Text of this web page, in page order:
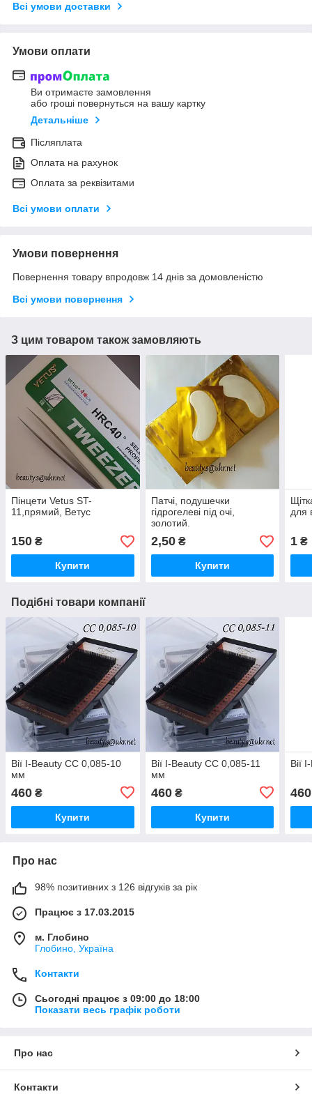
Всі умови доставки
Умови оплати
Ви отримаєте замовлення
або гроші повернуться на вашу картку
Детальніше
Післяплата
Оплата на рахунок
Оплата за реквізитами
Всі умови оплати
Умови повернення
Повернення товару впродовж 14 днів за домовленістю
Всі умови повернення
З цим товаром також замовляють
Пінцети Vetus ST-
11,прямий, Ветус
150 ₴
Купити
Патчі, подушечки
гідрогелеві під очі,
золотий.
2,50₴
Купити
для
1 ₴
Подібні товари компанії
Вії I-Beauty СC 0,085-10
мм
460 ₴
Купити
Вії I-Beauty СC 0,085-11
мм
460₴
Купити
Вії
460
Про нас
98% позитивних з 126 відгуків за рік
Працює з 17.03.2015
м. Глобино
Глобино, Україна
Контакти
Сьогодні працює з 09:00 до 18:00
Показати весь графік роботи
Про нас
Контакти